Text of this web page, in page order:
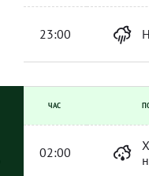
23:00
ЧАС
02:00